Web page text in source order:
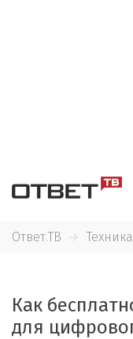
Ответ.ТВ Техника
Как
для